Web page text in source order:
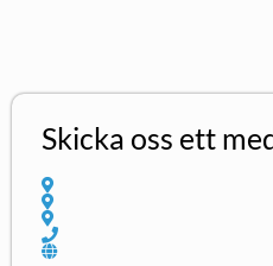
Skicka oss ett